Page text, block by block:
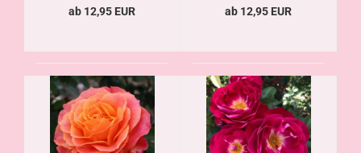
ab 12,95 EUR ab 12,95 EUR